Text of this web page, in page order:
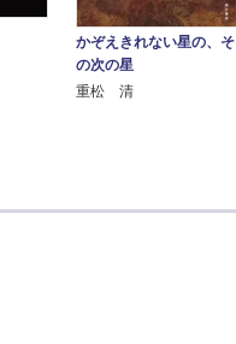
かぞえきれない星の、そ
の次の星
重松 清